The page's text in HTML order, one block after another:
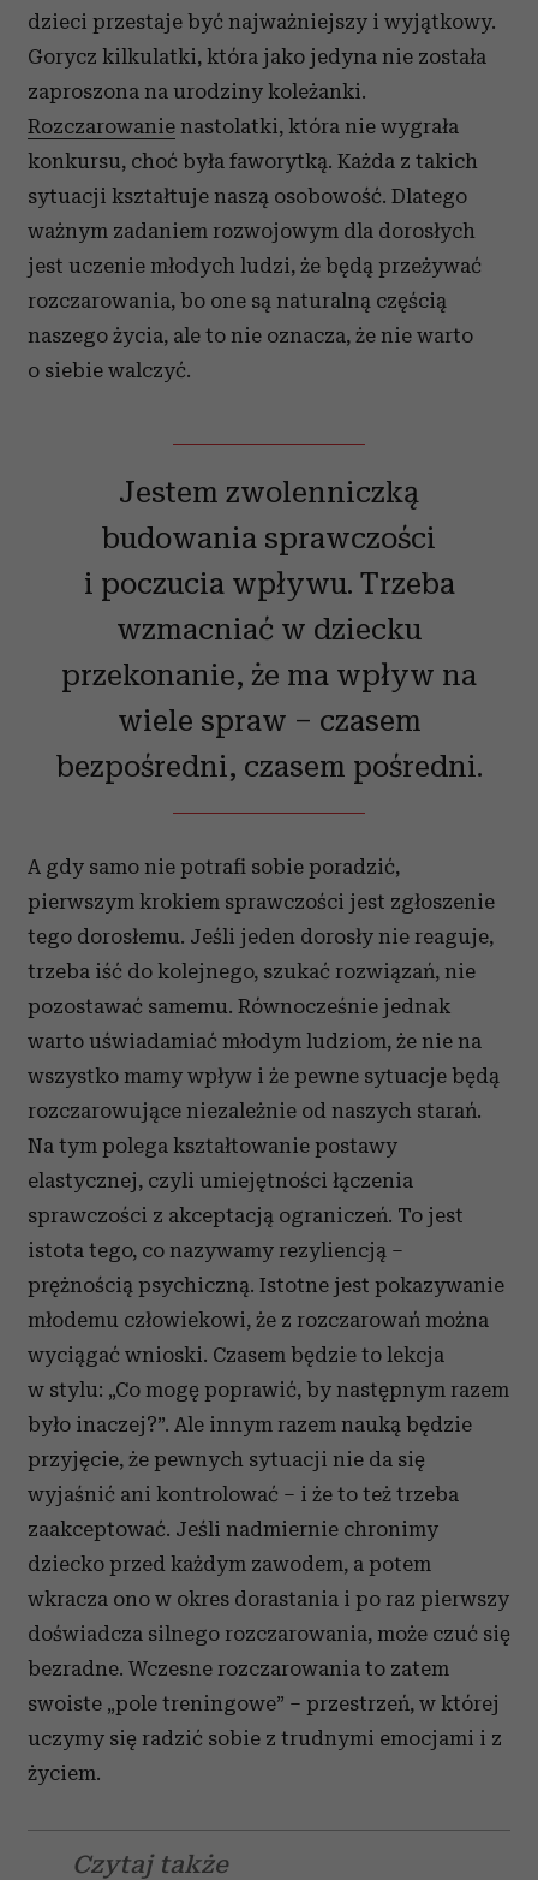
dzieci przestaje być najważniejszy i wyjątkowy.
Gorycz kilkulatki, która jako jedyna nie została
zaproszona na urodziny koleżanki.
Rozczarowanie nastolatki, która nie wygrała
konkursu, choć była faworytką. Każda z takich
sytuacji kształtuje naszą osobowość. Dlatego
ważnym zadaniem rozwojowym dla dorosłych
jest uczenie młodych ludzi, że będą przeżywać
rozczarowania, bo one są naturalną częścią
naszego życia, ale to nie oznacza, że nie warto
o siebie walczyć.
Jestem zwolenniczką
budowania sprawczości
i poczucia wpływu. Trzeba
wzmacniać w dziecku
przekonanie, że ma wpływ na
wiele spraw – czasem
bezpośredni, czasem pośredni.
A gdy samo nie potrafi sobie poradzić,
pierwszym krokiem sprawczości jest zgłoszenie
tego dorosłemu. Jeśli jeden dorosły nie reaguje,
trzeba iść do kolejnego, szukać rozwiązań, nie
pozostawać samemu. Równocześnie jednak
warto uświadamiać młodym ludziom, że nie na
wszystko mamy wpływ i że pewne sytuacje będą
rozczarowujące niezależnie od naszych starań.
Na tym polega kształtowanie postawy
elastycznej, czyli umiejętności łączenia
sprawczości z akceptacją ograniczeń. To jest
istota tego, co nazywamy rezyliencją –
prężnością psychiczną. Istotne jest pokazywanie
młodemu człowiekowi, że z rozczarowań można
wyciągać wnioski. Czasem będzie to lekcja
w stylu: „Co mogę poprawić, by następnym razem
było inaczej?”. Ale innym razem nauką będzie
przyjęcie, że pewnych sytuacji nie da się
wyjaśnić ani kontrolować – i że to też trzeba
zaakceptować. Jeśli nadmiernie chronimy
dziecko przed każdym zawodem, a potem
wkracza ono w okres dorastania i po raz pierwszy
doświadcza silnego rozczarowania, może czuć się
bezradne. Wczesne rozczarowania to zatem
swoiste „pole treningowe” – przestrzeń, w której
uczymy się radzić sobie z trudnymi emocjami i z
życiem.
Czytaj także